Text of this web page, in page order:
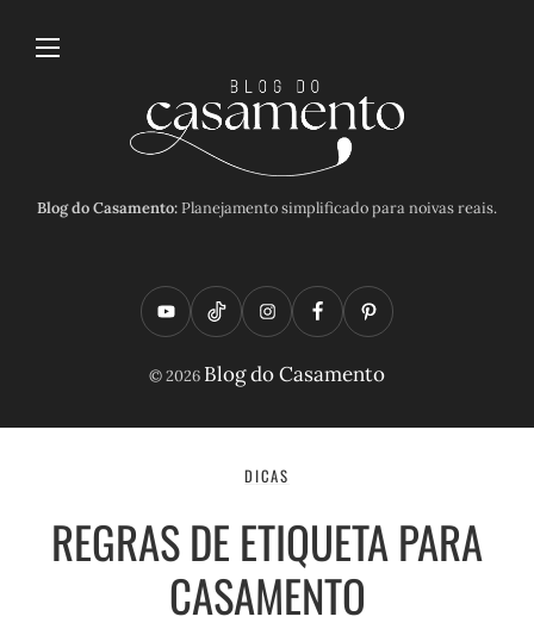
Blog do Casamento:Planejamento simplificado para noivas reais.
Y
o
t
e
T
i
t
I
n
t
a
a
m
F
a
e
k
P
i
t
e
© 2026 Blog do Casamento
DICAS
REGRAS DE ETIQUETA PARA
CASAMENTO